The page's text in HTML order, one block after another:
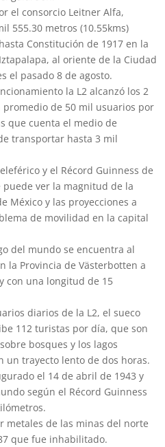
el consorcio Leitner Alfa,
555.30 metros (10.55kms)
Constitución de 1917 en la
al oriente de la Ciudad
el pasado 8 de agosto.
la L2 alcanzó los 2
de 50 mil usuarios por
que cuenta el medio de
transportar hasta 3 mil
y el Récord Guinness de
puede ver la magnitud de la
México y las proyecciones a
de movilidad en la capital
del mundo se encuentra al
la Provincia de Västerbotten a
con una longitud de 15
diarios de la L2, el sueco
112 turistas por día, que son
bosques y los lagos
un trayecto lento de dos horas.
el 14 de abril de 1943 y
según el Récord Guinness
metales de las minas del norte
que fue inhabilitado.